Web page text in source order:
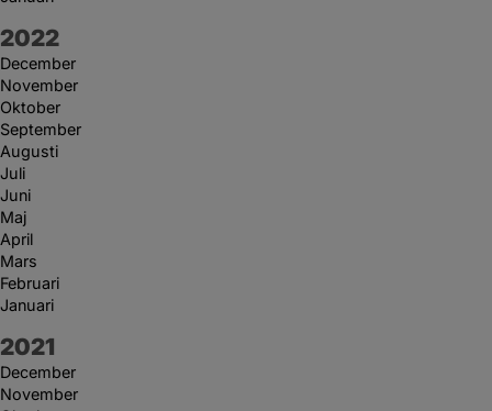
År:
2022
December
November
Oktober
September
Augusti
Juli
Juni
Maj
April
Mars
Februari
Januari
År:
2021
December
November